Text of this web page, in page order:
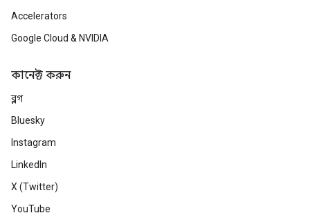
Accelerators
Google Cloud & NVIDIA
কানেক্ট করুন
ব্লগ
Bluesky
Instagram
LinkedIn
X (Twitter)
YouTube